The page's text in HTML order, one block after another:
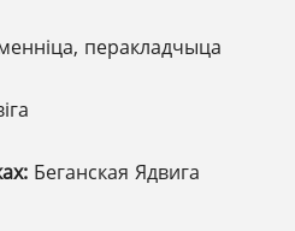
перакладчыца
Беганская Ядвига